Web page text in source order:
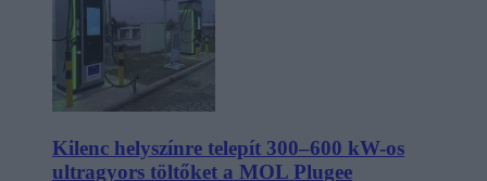
Kilenc helyszínre telepít 300–600 kW-os
ultragyors töltőket a MOL Plugee